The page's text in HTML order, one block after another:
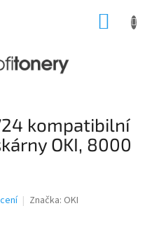
kompatibilní
OKI, 8000
Značka: OKI